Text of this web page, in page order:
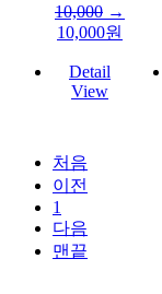
10,000 →
10,000원
Detail
View
처음
이전
1
다음
맨끝